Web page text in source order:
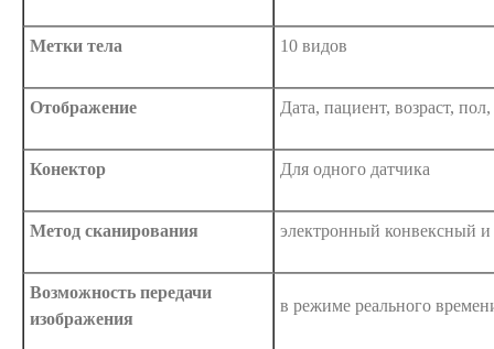
Метки тела 10 видов
Отображение Дата, пациент, возраст,
Конектор Для одного датчика
Метод сканирования электронный конвексный
Возможность передачи
изображения
в режиме реального